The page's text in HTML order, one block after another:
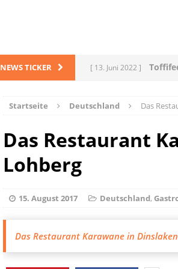
NEWS TICKER [ 13. Juni 2022 ]
[ 28. Dezember 2021 ]
[ 5. Dezember 2021 ]
Startseite Deutschland Das
Das Restaurant
Lohberg
15. August 2017 Deutschland,
Das Restaurant Karawane in